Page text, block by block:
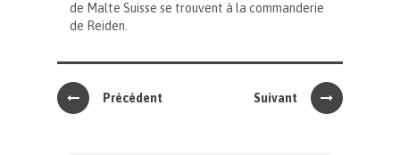
de Malte Suisse se trouvent à la commanderie
de Reiden.
Précédent Suivant